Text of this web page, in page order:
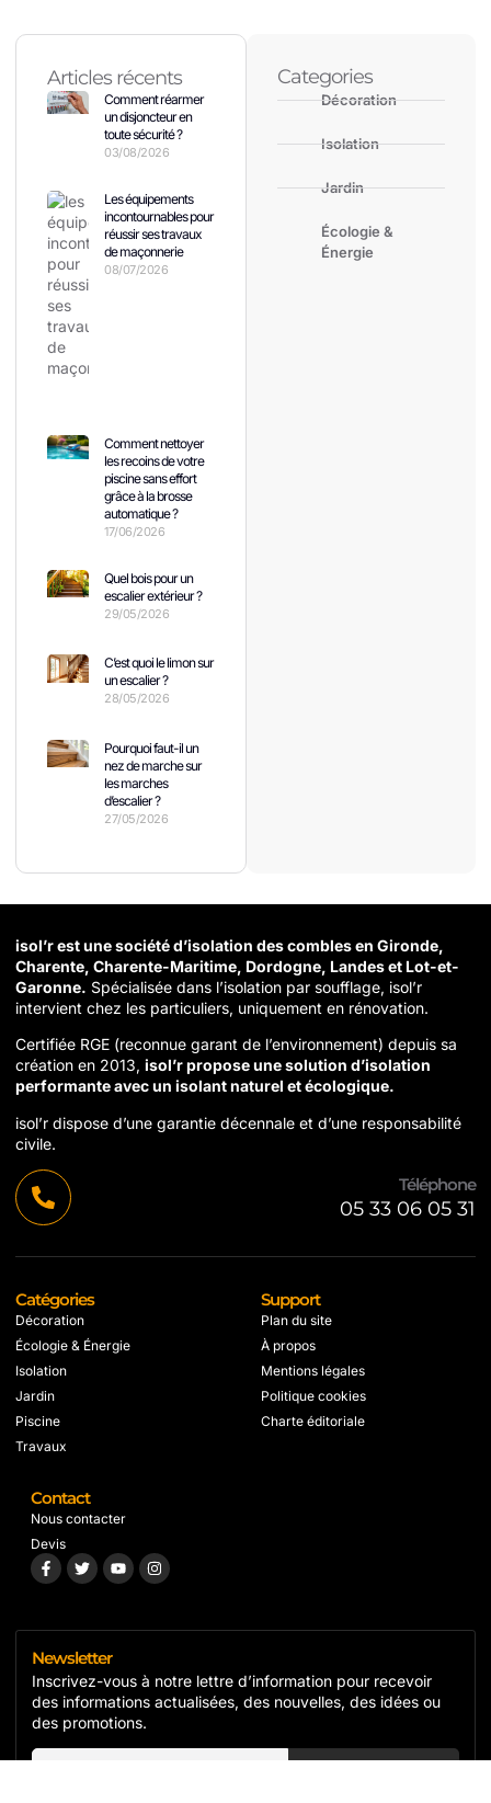
Articles récents
Comment réarmer
un disjoncteur en
toute sécurité ?
03/08/2026
Les équipements
incontournables pour
réussir ses travaux
de maçonnerie
08/07/2026
Comment nettoyer
les recoins de votre
piscine sans effort
grâce à la brosse
automatique ?
17/06/2026
Quel bois pour un
escalier extérieur ?
29/05/2026
C’est quoi le limon sur
un escalier ?
28/05/2026
Pourquoi faut-il un
nez de marche sur
les marches
d’escalier ?
27/05/2026
Categories
Décoration
Isolation
Jardin
Écologie &
Énergie
isol’r est une société d’isolation des combles en Gironde,
Charente, Charente-Maritime, Dordogne, Landes et Lot-et-
Garonne. Spécialisée dans l’isolation par soufflage, isol’r
intervient chez les particuliers, uniquement en rénovation.
Certifiée RGE (reconnue garant de l’environnement) depuis sa
création en 2013, isol’r propose une solution d’isolation
performante avec un isolant naturel et écologique.
isol’r dispose d’une garantie décennale et d’une responsabilité
civile.
Téléphone
05 33 06 05 31
Catégories
Décoration
Écologie & Énergie
Isolation
Jardin
Piscine
Travaux
Support
Plan du site
À propos
Mentions légales
Politique cookies
Charte éditoriale
Contact
Nous contacter
Devis
Newsletter
Inscrivez-vous à notre lettre d’information pour recevoir
des informations actualisées, des nouvelles, des idées ou
des promotions.